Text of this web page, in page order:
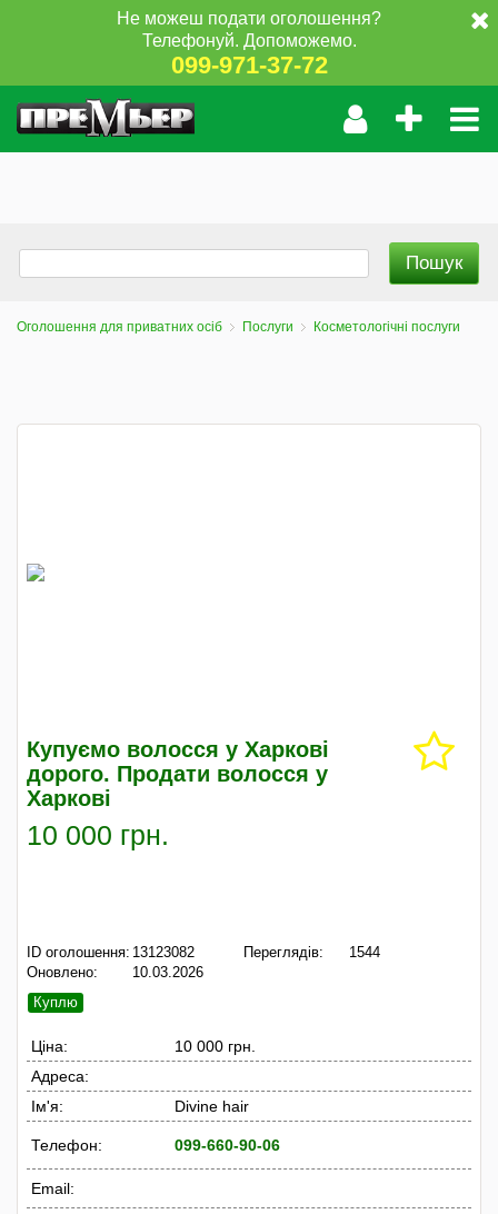
Не можеш подати оголошення?
Телефонуй. Допоможемо.
099-971-37-72
Оголошення для приватних осіб Послуги Косметологічні послуги
Купуємо волосся у Харкові
дорого. Продати волосся у
Харкові
10 000 грн.
ID оголошення: 13123082
Оновлено:
10.03.2026
Переглядів: 1544
Куплю
Ціна:
10 000 грн.
Адреса:
Ім'я:
Divine hair
Телефон: 099-660-90-06
Email: